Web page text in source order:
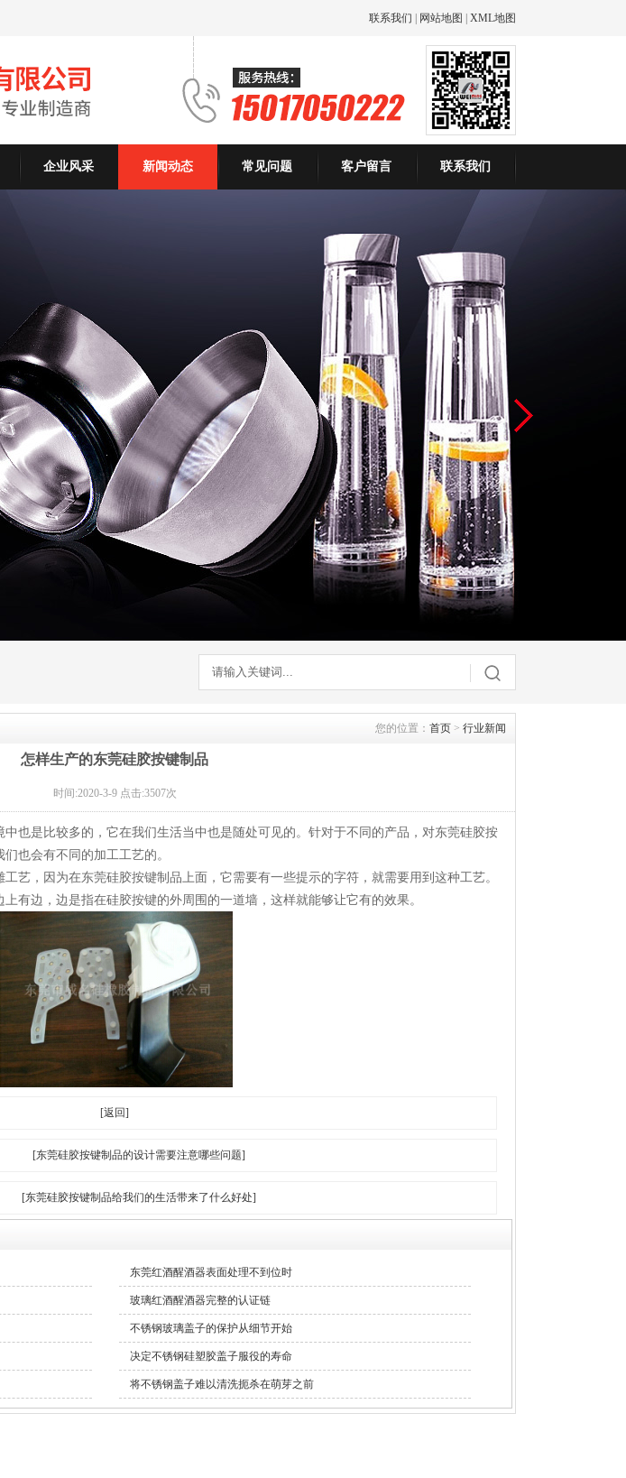
联系我们 网站地图 XML地图
企业风采 新闻动态 常见问题 客户留言 联系我们
您的位置： 首页 > 行业新闻
怎样生产的东莞硅胶按键制品
时间:2020-3-9 点击:3507次
中也是比较多的，它在我们生活当中也是随处可见的。针对于不同的产品，对东莞硅胶按
也会有不同的加工工艺的。
艺，因为在东莞硅胶按键制品上面，它需要有一些提示的字符，就需要用到这种工艺。
有边，边是指在硅胶按键的外周围的一道墙，这样就能够让它有的效果。
[返回]
[东莞硅胶按键制品的设计需要注意哪些问题]
[东莞硅胶按键制品给我们的生活带来了什么好处]
东莞红酒醒酒器表面处理不到位时
玻璃红酒醒酒器完整的认证链
不锈钢玻璃盖子的保护从细节开始
决定不锈钢硅塑胶盖子服役的寿命
将不锈钢盖子难以清洗扼杀在萌芽之前